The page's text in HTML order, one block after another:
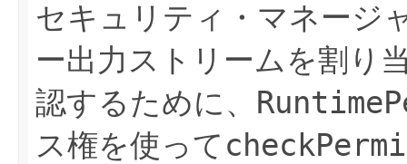
セキュリティ・マネージ
ー出力ストリームを割り
認するために、
ス権を使って